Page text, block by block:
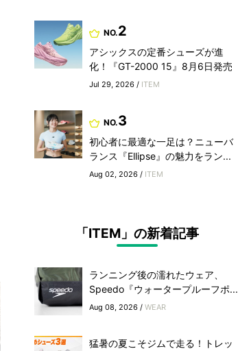
NO.2
アシックスの定番シューズが進
化！『GT-2000 15』8月6日発売
Jul 29, 2026 / ITEM
NO.3
初心者に最適な一足は？ニューバ
ランス『Ellipse』の魅力をラン...
Aug 02, 2026 / ITEM
「ITEM」の新着記事
ランニング後の濡れたウェア、
Speedo『ウォータープルーフポ...
Aug 08, 2026 / WEAR
猛暑の夏こそジムで走る！トレッ